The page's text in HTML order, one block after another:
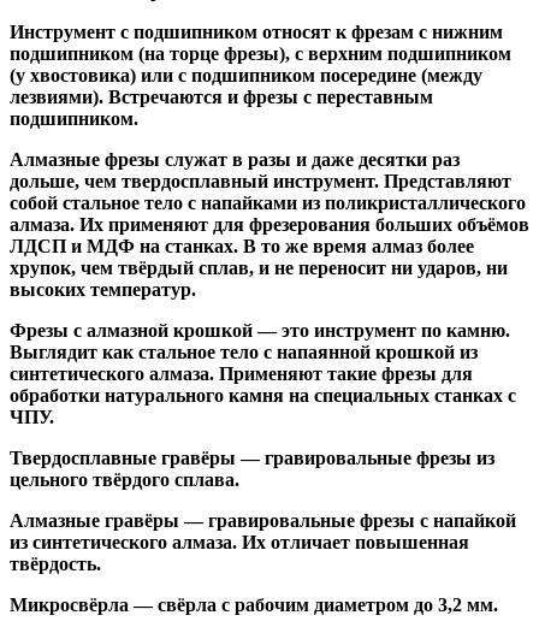
Инструмент с подшипником относят к фрезам с нижним
подшипником (на торце фрезы), с верхним подшипником
(у хвостовика) или с подшипником посередине (между
лезвиями). Встречаются и фрезы с переставным
подшипником.
Алмазные фрезы служат в разы и даже десятки раз
дольше, чем твердосплавный инструмент. Представляют
собой стальное тело с напайками из поликристаллического
алмаза. Их применяют для фрезерования больших объёмов
ЛДСП и МДФ на станках. В то же время алмаз более
хрупок, чем твёрдый сплав, и не переносит ни ударов, ни
высоких температур.
Фрезы с алмазной крошкой— это инструмент по камню.
Выглядит как стальное тело с напаянной крошкой из
синтетического алмаза. Применяют такие фрезы для
обработки натурального камня на специальных станках с
ЧПУ.
Твердосплавные гравёры — гравировальные фрезы из
цельного твёрдого сплава.
Алмазные гравёры — гравировальные фрезы с напайкой
из синтетического алмаза. Их отличает повышенная
твёрдость.
Микросвёрла — свёрла с рабочим диаметром до 3,2 мм.